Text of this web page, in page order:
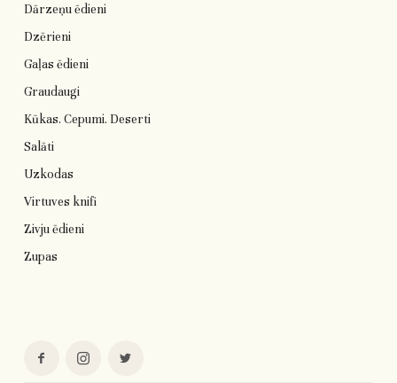
Dārzeņu ēdieni
Dzērieni
Gaļas ēdieni
Graudaugi
Kūkas. Cepumi. Deserti
Salāti
Uzkodas
Virtuves knifi
Zivju ēdieni
Zupas